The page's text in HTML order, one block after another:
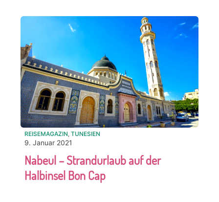
REISEMAGAZIN, TUNESIEN
9. Januar 2021
Nabeul – Strandurlaub auf der
Halbinsel Bon Cap